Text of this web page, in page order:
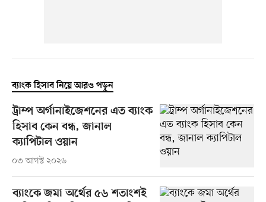
ব্যাংক হিসাব নিয়ে আরও পড়ুন
ট্রাম্প অর্গানাইজেশনের এত ব্যাংক
হিসাব কেন বন্ধ, জানাল
ক্যাপিটাল ওয়ান
০৩ আগস্ট ২০২৬
ব্যাংকে জমা অর্থের ৫৬ শতাংশই